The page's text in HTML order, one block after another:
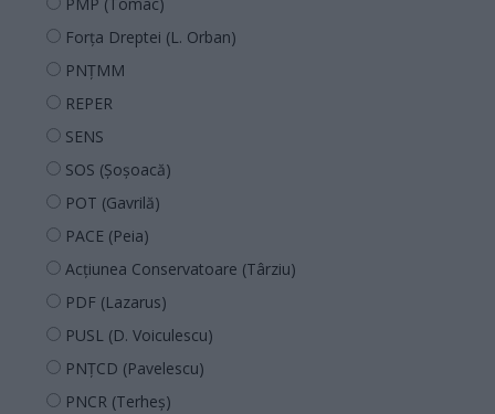
Forța Dreptei (L. Orban)
PNȚMM
REPER
SENS
SOS (Șoșoacă)
POT (Gavrilă)
PACE (Peia)
Acțiunea Conservatoare (Târziu)
PDF (Lazarus)
PUSL (D. Voiculescu)
PNȚCD (Pavelescu)
PNCR (Terheș)